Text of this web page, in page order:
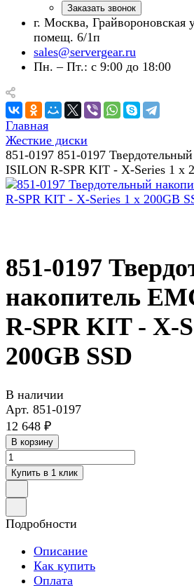
Заказать звонок
г. Москва, Грайвороновская
помещ. 6/1п
sales@servergear.ru
Пн. – Пт.: с 9:00 до 18:00
Главная
Жесткие диски
851-0197 851-0197
ISILON R-SPR KIT - X-Series 1 x
851-0197
накопитель
R-SPR KIT - X-
200GB SSD
В наличии
Арт. 851-0197
12 648 ₽
В корзину
Купить в 1 клик
Подробности
Описание
Как купить
Оплата